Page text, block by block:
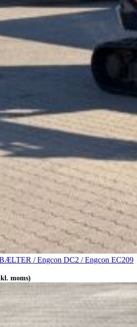
/ Engcon DC2 / Engcon EC209
moms)